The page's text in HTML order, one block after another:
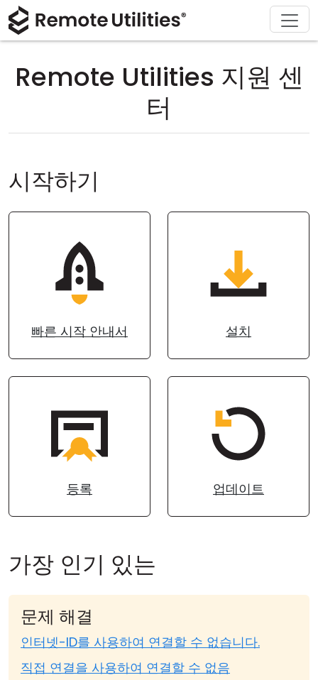
Remote Utilities 지원 센
터
시작하기
빠른 시작 안내서 설치
등록 업데이트
가장 인기 있는
문제 해결
인터넷-ID를 사용하여 연결할 수 없습니다.
직접 연결을 사용하여 연결할 수 없음
제품
보안
연결 모드
Active Directory 지원
클라우드 & 온프레미스
솔루션
제조 및 소매업
정보 기술
다운로드
macOS
구매
라이선스 어시스턴트
지원
문서
회사 소개
보도 자료실